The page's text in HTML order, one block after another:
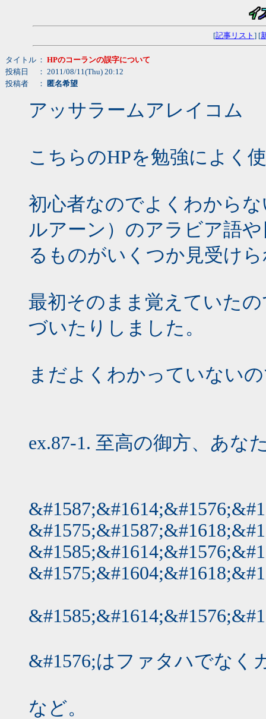
[記事リスト ] [
タイトル ： HPのコーランの誤字について
投稿日
： 2011/08/11(Thu) 20:12
投稿者
： 匿名希望
アッサラームアレイコム
こちらのHPを勉強によく
初心者なのでよくわから
ルアーン）のアラビア語
るものがいくつか見受け
最初そのまま覚えていた
づいたりしました。
まだよくわかっていない
ex.87-1. 至高の御方、あな
&#1576;はファタハでな
など。